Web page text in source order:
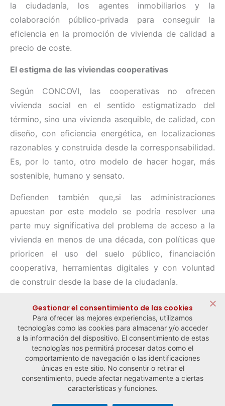
la ciudadanía, los agentes inmobiliarios y la
colaboración público-privada para conseguir la
eficiencia en la promoción de vivienda de calidad a
precio de coste.
El estigma de las viviendas cooperativas
Según CONCOVI, las cooperativas no ofrecen
vivienda social en el sentido estigmatizado del
término, sino una vivienda asequible, de calidad, con
diseño, con eficiencia energética, en localizaciones
razonables y construida desde la corresponsabilidad.
Es, por lo tanto, otro modelo de hacer hogar, más
sostenible, humano y sensato.
Defienden también que,si las administraciones
apuestan por este modelo se podría resolver una
parte muy significativa del problema de acceso a la
vivienda en menos de una década, con políticas que
prioricen el uso del suelo público, financiación
cooperativa, herramientas digitales y con voluntad
de construir desde la base de la ciudadanía.
← Noticia anterior Noticia siguiente →
Gestionar el consentimiento de las cookies
Para ofrecer las mejores experiencias, utilizamos
tecnologías como las cookies para almacenar y/o acceder
a la información del dispositivo. El consentimiento de estas
tecnologías nos permitirá procesar datos como el
comportamiento de navegación o las identificaciones
únicas en este sitio. No consentir o retirar el
consentimiento, puede afectar negativamente a ciertas
características y funciones.